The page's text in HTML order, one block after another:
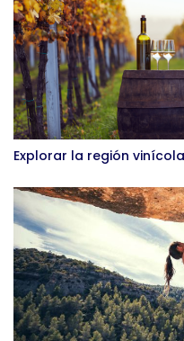
Explorar la región